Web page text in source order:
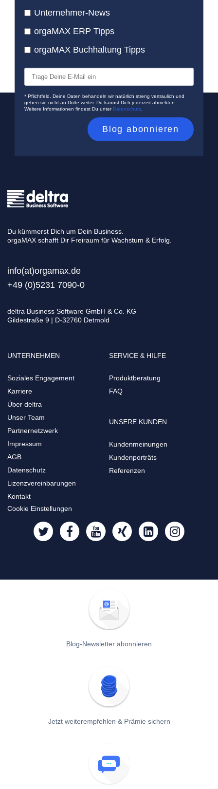
Unternehmer-News
orgaMAX ERP Tipps
orgaMAX Buchhaltung Tipps
* Pflichtfeld. Deine Daten behandeln wir natürlich streng vertraulich und
geben sie nicht an Dritte weiter. Du kannst Dich jederzeit abmelden.
Weitere Informationen findest Du unterDatenschutz
Du kümmerst Dich um Dein Business.
orgaMAX schafft Dir Freiraum für Wachstum & Erfolg.
info(at)orgamax.de
+49 (0)5231 7090-0
deltra Business Software GmbH & Co. KG
Gildestraße 9 | D-32760 Detmold
UNTERNEHMEN
Soziales Engagement
Karriere
Über deltra
Unser Team
Partnernetzwerk
Impressum
AGB
Datenschutz
Lizenzvereinbarungen
Kontakt
SERVICE & HILFE
Produktberatung
FAQ
UNSERE KUNDEN
Kundenmeinungen
Kundenporträts
Referenzen
Cookie Einstellungen
Blog-Newsletter abonnieren
Jetzt weiterempfehlen & Prämie sichern